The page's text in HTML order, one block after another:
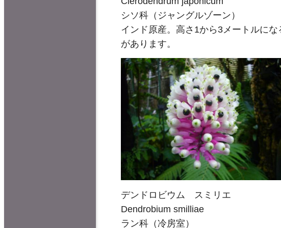
シソ科（ジャングルゾーン）
インド原産。高さ1から3メートルに
があります。
デンドロビウム スミリエ
Dendrobium smilliae
ラン科（冷房室）